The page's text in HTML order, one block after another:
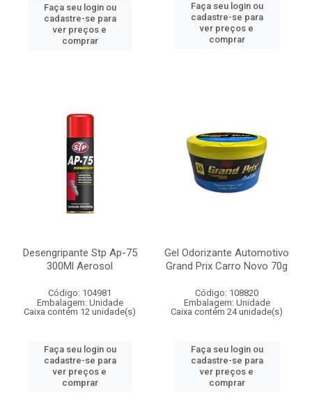
Faça seu login ou
cadastre-se para
ver preços e
comprar
Faça seu login ou
cadastre-se para
ver preços e
comprar
Desengripante Stp Ap-75
300Ml Aerosol
Código: 104981
Embalagem: Unidade
Caixa contém 12 unidade(s)
Faça seu login ou
cadastre-se para
ver preços e
comprar
Gel Odorizante Automotivo
Grand Prix Carro Novo 70g
Código: 108820
Embalagem: Unidade
Caixa contém 24 unidade(s)
Faça seu login ou
cadastre-se para
ver preços e
comprar